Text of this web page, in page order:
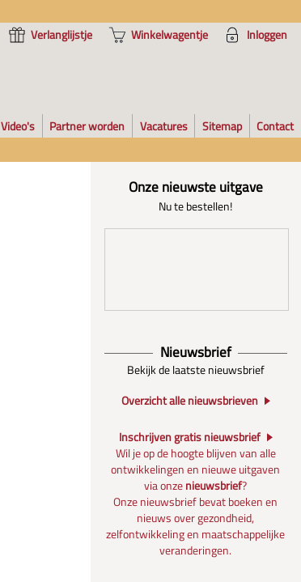
Verlanglijstje
Winkelwagentje Inloggen
Video's Partner worden Vacatures Sitemap Contact
Onze nieuwste uitgave
Nu te bestellen!
Nieuwsbrief
Bekijk de laatste nieuwsbrief
Overzicht alle nieuwsbrieven
Inschrijven gratis nieuwsbrief
Wil je op de hoogte blijven van alle
ontwikkelingen en nieuwe uitgaven
via onzenieuwsbrief?
Onze nieuwsbrief bevat boeken en
nieuws over gezondheid,
zelfontwikkeling en maatschappelijke
veranderingen.